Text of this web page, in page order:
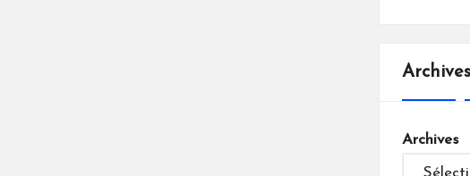
Archives
Archives